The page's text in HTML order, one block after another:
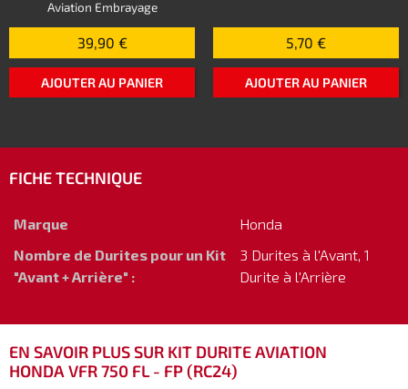
Aviation Embrayage
39,90 €
AJOUTER AU PANIER
5,70 €
AJOUTER AU PANIER
FICHE TECHNIQUE
Marque
Honda
Nombre de Durites pour un Kit
"Avant + Arrière" :
3 Durites à l'Avant, 1
Durite à l'Arrière
EN SAVOIR PLUS SUR KIT DURITE AVIATION
HONDA VFR 750 FL - FP (RC24)